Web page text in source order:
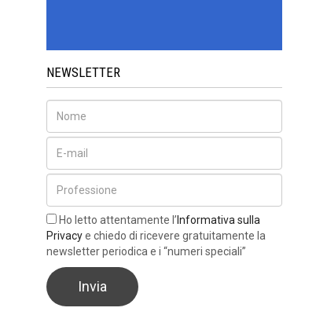
NEWSLETTER
Ho letto attentamente l’ Informativa sulla
Privacye chiedo di ricevere gratuitamente la
newsletter periodica e i “numeri speciali”